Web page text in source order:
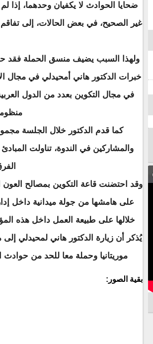
ضحايا الحوادث لا يكفيان وحدهما، إذا
غير الصحيح، في بعض الحالات، إلى
ولهذا السبب يضيف منسق الحملة فقد
خبرات الدكتور هاني أمحيدلي في مجال
في مجال التكوين بعدد من الدول
كما قدم الدكتور خلال الجلسة
والمشاركين في الندوة، تناولت
وقد احتضنت قاعة التكوين بمصالح العون
على هامشها من جولة ميدانية داخل
خلالها على طبيعة العمل داخل هذه
يُذكر أن زيارة الدكتور هاني لمحيدلي
موريتانيا وحملة معا للحد من
بقية الصور: